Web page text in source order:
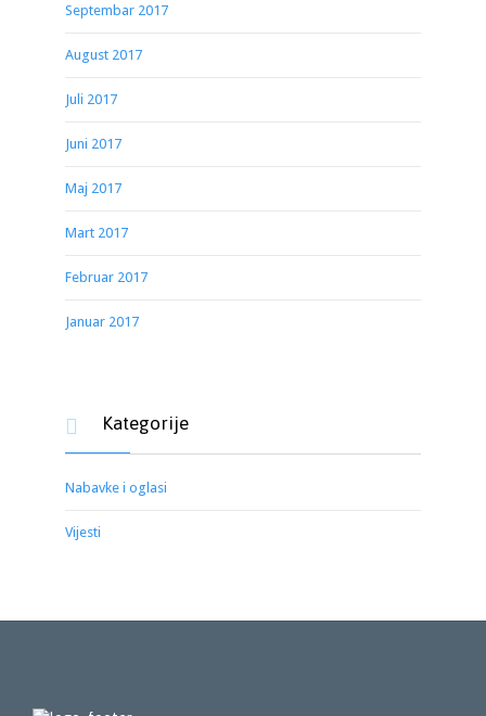
Septembar 2017
August 2017
Juli 2017
Juni 2017
Maj 2017
Mart 2017
Februar 2017
Januar 2017
 Kategorije
Nabavke i oglasi
Vijesti